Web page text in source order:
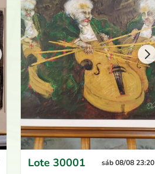
Lote 30001 sáb 08/08 23:20